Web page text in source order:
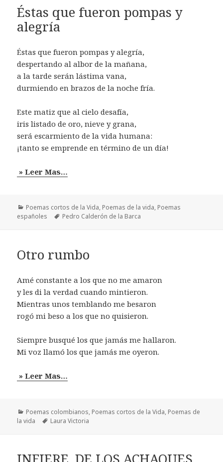
Éstas que fueron pompas y
alegría
Éstas que fueron pompas y alegría,
despertando al albor de la mañana,
a la tarde serán lástima vana,
durmiendo en brazos de la noche fría.
Este matiz que al cielo desafía,
iris listado de oro, nieve y grana,
será escarmiento de la vida humana:
¡tanto se emprende en término de un día!
» Leer Mas…
Categorías
Poemas cortos de la Vida, Poemas de la vida, Poemas
españoles
Etiquetas
Pedro Calderón de la Barca
Otro rumbo
Amé constante a los que no me amaron
y les di la verdad cuando mintieron.
Mientras unos temblando me besaron
rogó mi beso a los que no quisieron.
Siempre busqué los que jamás me hallaron.
Mi voz llamó los que jamás me oyeron.
» Leer Mas…
Categorías
Poemas colombianos, Poemas cortos de la Vida, Poemas de
la vida
Etiquetas
Laura Victoria